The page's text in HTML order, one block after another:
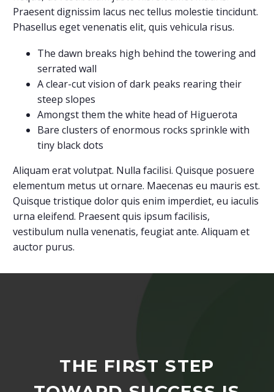
Praesent dignissim lacus nec tellus molestie tincidunt.
Phasellus eget venenatis elit, quis vehicula risus.
The dawn breaks high behind the towering and
serrated wall
A clear-cut vision of dark peaks rearing their
steep slopes
Amongst them the white head of Higuerota
Bare clusters of enormous rocks sprinkle with
tiny black dots
Aliquam erat volutpat. Nulla facilisi. Quisque posuere
elementum metus ut ornare. Maecenas eu mauris est.
Quisque tristique dolor quis enim imperdiet, eu iaculis
urna eleifend. Praesent quis ipsum facilisis,
vestibulum nulla venenatis, feugiat ante. Aliquam et
auctor purus.
THE FIRST STEP